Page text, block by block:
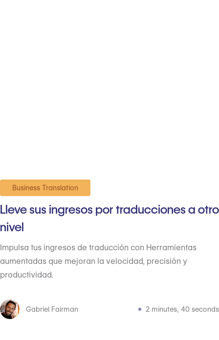
Business Translation
Lleve sus ingresos por traducciones a otro
nivel
Impulsa tus ingresos de traducción con Herramientas
aumentadas que mejoran la velocidad, precisión y
productividad.
Gabriel Fairman 2 minutes, 40 seconds